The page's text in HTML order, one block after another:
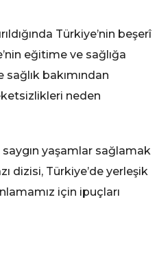
Türkiye’nin beşerî
eğitime ve sağlığa
bakımından
neden
yaşamlar sağlamak
dizisi, Türkiye’de yerleşik
için ipuçları